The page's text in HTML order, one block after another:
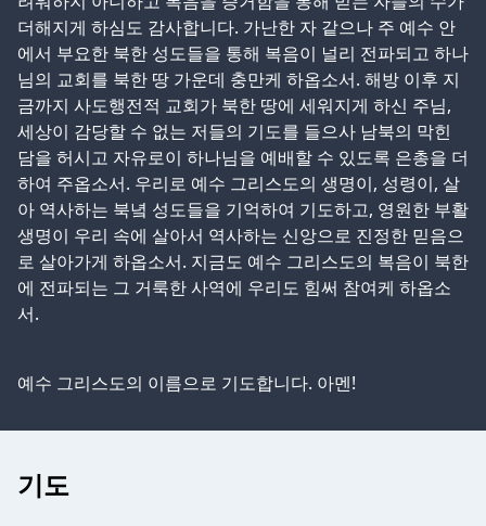
더해지게 하심도 감사합니다. 가난한 자 같으나 주 예수 안
에서 부요한 북한 성도들을 통해 복음이 널리 전파되고 하나
님의 교회를 북한 땅 가운데 충만케 하옵소서. 해방 이후 지
금까지 사도행전적 교회가 북한 땅에 세워지게 하신 주님,
세상이 감당할 수 없는 저들의 기도를 들으사 남북의 막힌
담을 허시고 자유로이 하나님을 예배할 수 있도록 은총을 더
하여 주옵소서. 우리로 예수 그리스도의 생명이, 성령이, 살
아 역사하는 북녘 성도들을 기억하여 기도하고, 영원한 부활
생명이 우리 속에 살아서 역사하는 신앙으로 진정한 믿음으
로 살아가게 하옵소서. 지금도 예수 그리스도의 복음이 북한
에 전파되는 그 거룩한 사역에 우리도 힘써 참여케 하옵소
서.
예수 그리스도의 이름으로 기도합니다. 아멘!
기도